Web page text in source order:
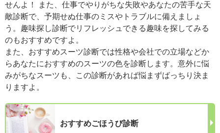
せんよ！ また、仕事でやりがちな失敗やあなたの苦手な天
敵診断で、予期せぬ仕事のミスやトラブルに備えましょ
う。趣味探し診断でリフレッシュできる趣味を探してみる
のもおすすめですよ。
また、おすすめスーツ診断では性格や会社での立場などか
らあなたにおすすめのスーツの色を診断します。意外に悩
みがちなスーツも、この診断があれば悩まずばっちり決ま
りますよ。
おすすめごほうび診断